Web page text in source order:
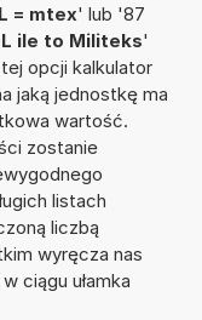
= mtex' lub '87
ile to Militeks'
opcji kalkulator
jaką jednostkę ma
wartość.
zostanie
listach
liczbą
wyręcza nas
ciągu ułamka